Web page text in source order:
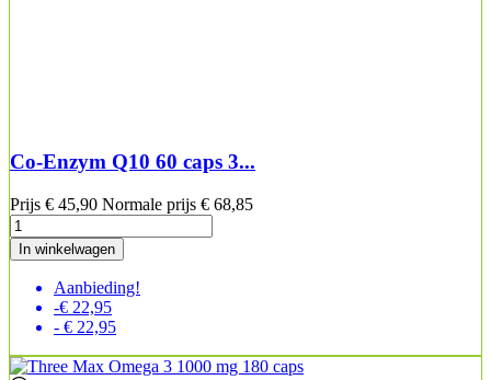
Co-Enzym Q10 60 caps 3...
Prijs € 45,90 Normale prijs € 68,85
In winkelwagen
Aanbieding!
-€ 22,95
- € 22,95